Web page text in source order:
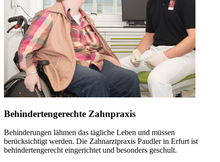
Behindertengerechte Zahnpraxis
Behinderungen lähmen das tägliche Leben und müssen
berücksichtigt werden. Die Zahnarztpraxis Paudler in Erfurt ist
behindertengerecht eingerichtet und besonders geschult.